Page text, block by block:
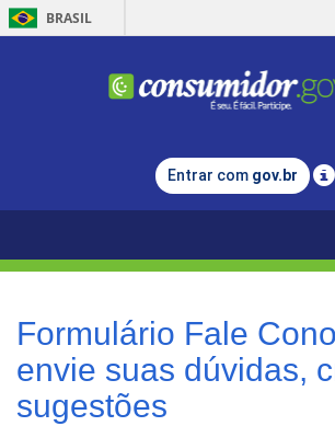
BRASIL
Entrar com gov.br
Formulário Fale
envie suas dúvidas,
sugestões